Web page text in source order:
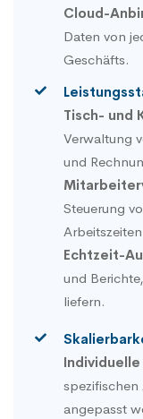
Cloud-
Daten von
Geschäfts.
Tisch- und
Verwaltung
und
Steuerung
Echtzeit-
und
liefern.
spezifischen
angepasst